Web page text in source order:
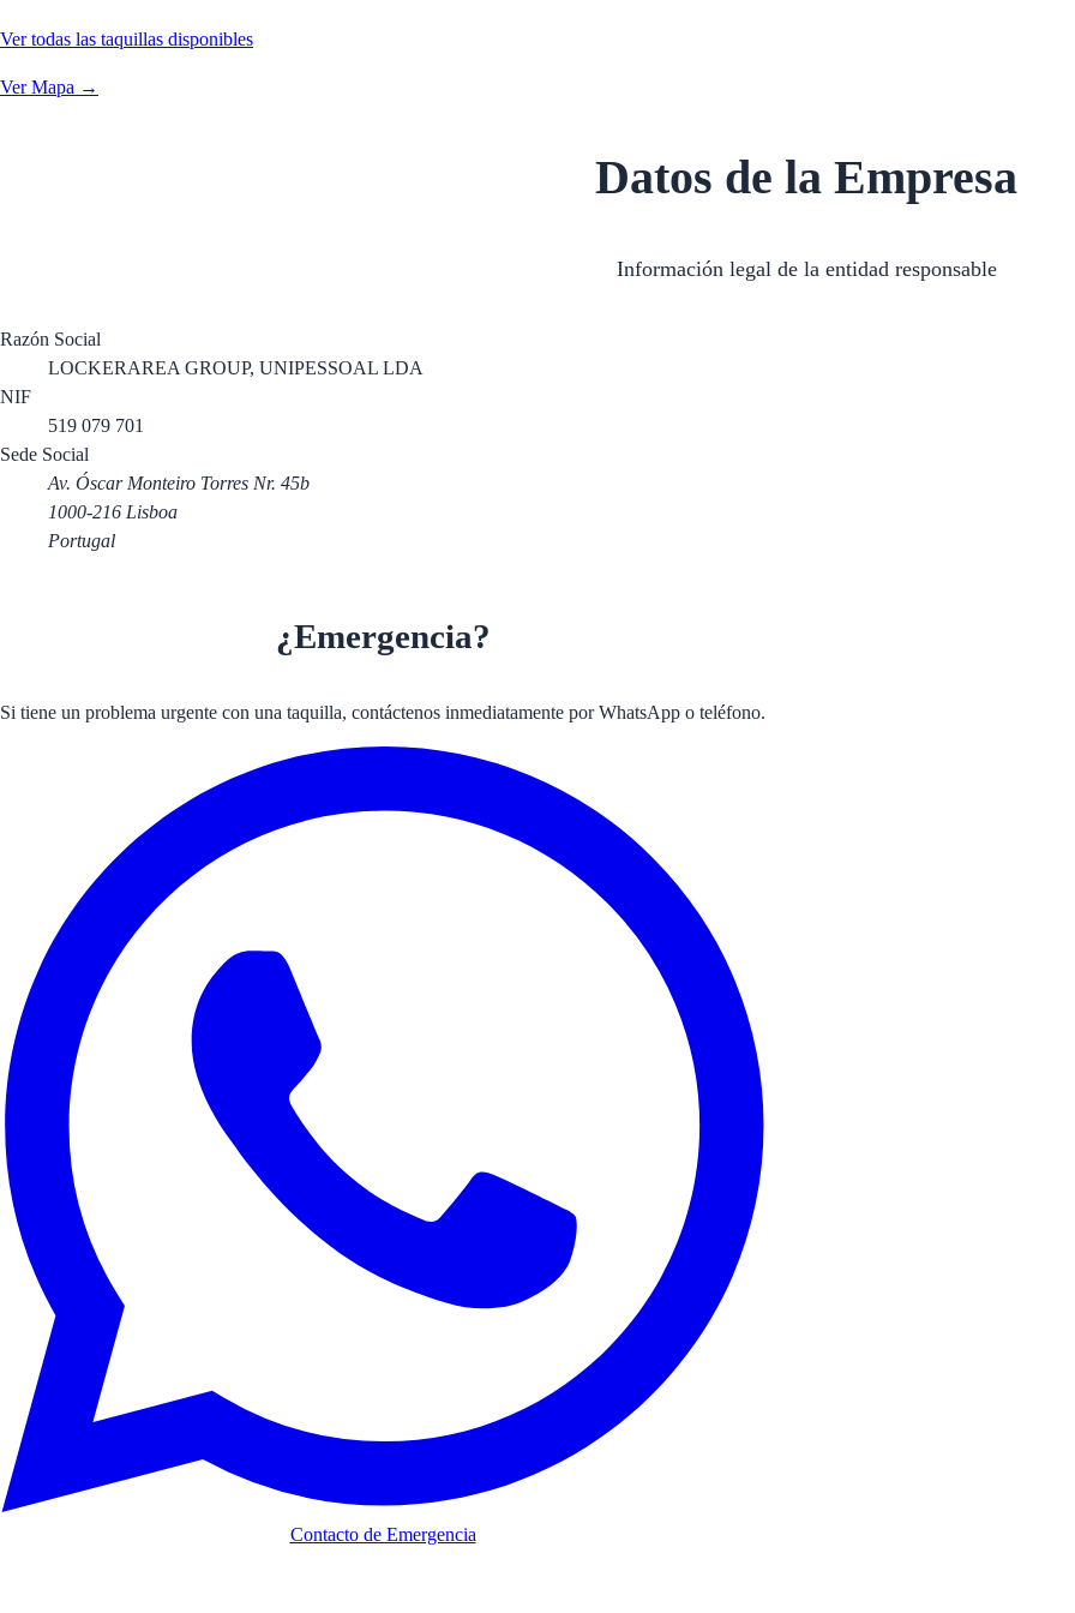
Ver todas las taquillas disponibles
Ver Mapa →
Datos de la Empresa
Información legal de la entidad responsable
Razón Social
LOCKERAREA GROUP, UNIPESSOAL LDA
NIF
519 079 701
Sede Social
Av. Óscar Monteiro Torres Nr. 45b
1000-216 Lisboa
Portugal
¿Emergencia?
Si tiene un problema urgente con una taquilla, contáctenos inmediatamente por WhatsApp o teléfono.
Contacto de Emergencia